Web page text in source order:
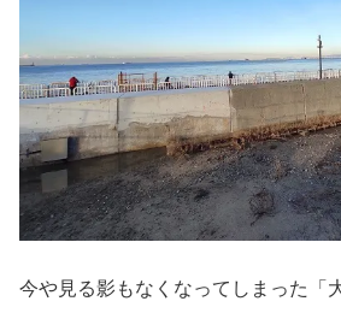
今や見る影もなくなってしまった「